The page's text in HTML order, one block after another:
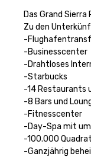
Das Grand
Zu den
-
-Businesscenter
-Drahtloses
-Starbucks
-14 Restaurants
-8 Bars und
-Fitnesscenter
-Day-Spa mit
-100.000
-Ganzjährig